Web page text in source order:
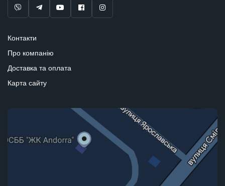
Контакти
Про компанію
Доставка та оплата
Карта сайту